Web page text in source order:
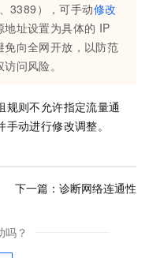
3389），可手动修改
地址设置为具体的 IP
免向全网开放，以防范
问风险。
规则不允许指定流量通
手动进行修改调整。
下一篇： 诊断网络连通性
吗？